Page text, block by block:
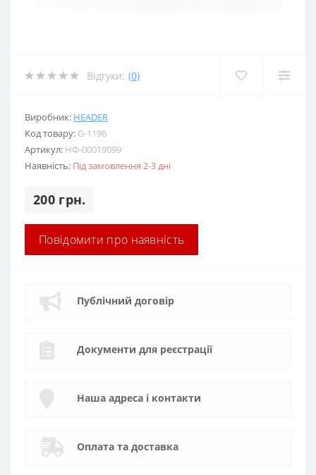
Відгуки: (0)
Виробник: HEADER
Код товару: G-1196
Артикул: НФ-00019099
Наявність: Під замовлення 2-3 дні
200 грн.
Повідомити про наявність
Публічний договір
Документи для реєстрації
Наша адреса і контакти
Оплата та доставка